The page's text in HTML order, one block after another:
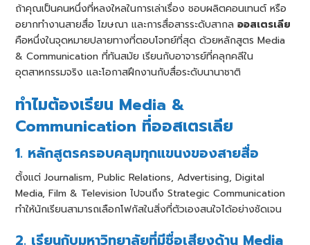
ถ้าคุณเป็นคนหนึ่งที่หลงใหลในการเล่าเรื่อง ชอบผลิตคอนเทนต์ หรือ
อยากทำงานสายสื่อ โฆษณา และการสื่อสารระดับสากลออสเตรเลีย
คือหนึ่งในจุดหมายปลายทางที่ตอบโจทย์ที่สุด ด้วยหลักสูตร Media
& Communication ที่ทันสมัย เรียนกับอาจารย์ที่คลุกคลีใน
อุตสาหกรรมจริง และโอกาสฝึกงานกับสื่อระดับนานาชาติ
ทำไมต้องเรียน Media &
Communication ที่ออสเตรเลีย
1. หลักสูตรครอบคลุมทุกแขนงของสายสื่อ
ตั้งแต่ Journalism, Public Relations, Advertising, Digital
Media, Film & Television ไปจนถึง Strategic Communication
ทำให้นักเรียนสามารถเลือกโฟกัสในสิ่งที่ตัวเองสนใจได้อย่างชัดเจน
2. เรียนกับมหาวิทยาลัยที่มีชื่อเสียงด้าน Media